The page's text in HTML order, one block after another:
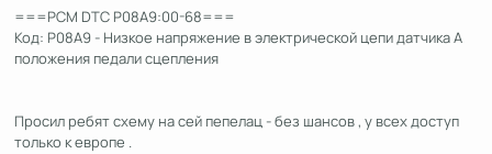
===PCM DTC P08A9:00-68===
Код: P08A9 - Низкое напряжение в электрической цепи датчика A
положения педали сцепления
Просил ребят схему на сей пепелац - без шансов , у всех доступ
только к европе .